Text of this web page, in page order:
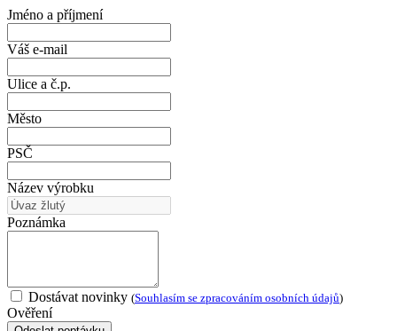
Jméno a příjmení
Váš e-mail
Ulice a č.p.
Město
PSČ
Název výrobku
Poznámka
Dostávat novinky (Souhlasím se zpracováním osobních údajů)
Ověření